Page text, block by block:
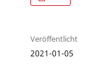
Veröffentlicht
2021-01-05